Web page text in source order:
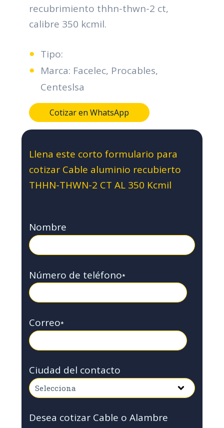
recubrimiento thhn-thwn-2 ct,
calibre 350 kcmil.
Tipo:
Marca: Facelec, Procables,
Centeslsa
Cotizar en WhatsApp
Llena este corto formulario para
cotizar Cable aluminio recubierto
THHN-THWN-2 CT AL 350 Kcmil
Nombre
Número de teléfono*
Correo*
Ciudad del contacto
Desea cotizar Cable o Alambre